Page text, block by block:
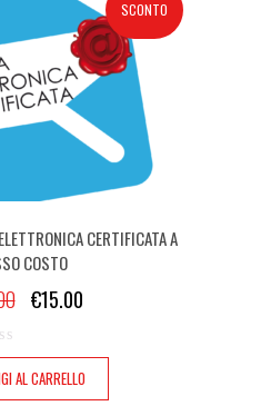
SCONTO
CERTIFICATA A
COSTO
€15.00
AL CARRELLO